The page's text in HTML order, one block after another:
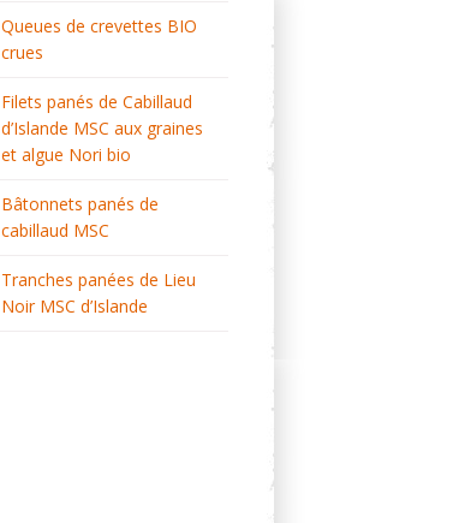
Queues de crevettes BIO
crues
Filets panés de Cabillaud
d’Islande MSC aux graines
et algue Nori bio
Bâtonnets panés de
cabillaud MSC
Tranches panées de Lieu
Noir MSC d’Islande